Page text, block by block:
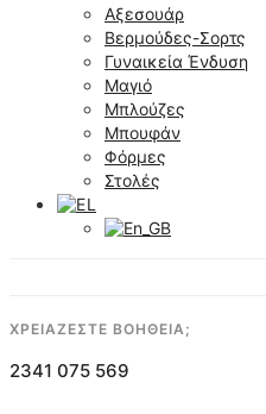
Αξεσουάρ
Βερμούδες-Σορτς
Γυναικεία Ένδυση
Μαγιό
Μπλούζες
Μπουφάν
Φόρμες
Στολές
ΧΡΕΙΑΖΕΣΤΕ ΒΟΗΘΕΙΑ;
2341 075 569